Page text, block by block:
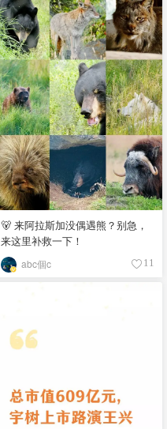
🐻 来阿拉斯加没偶遇熊？别急，
来这里补救一下！
abc個c 11